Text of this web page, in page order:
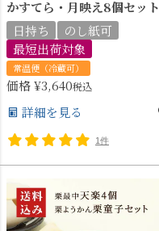
かすてら・月映え8個セット
日持ち
のし紙可
最短出荷対象
常温便（冷蔵可）
価格¥3,640税込
詳細を見る
1件